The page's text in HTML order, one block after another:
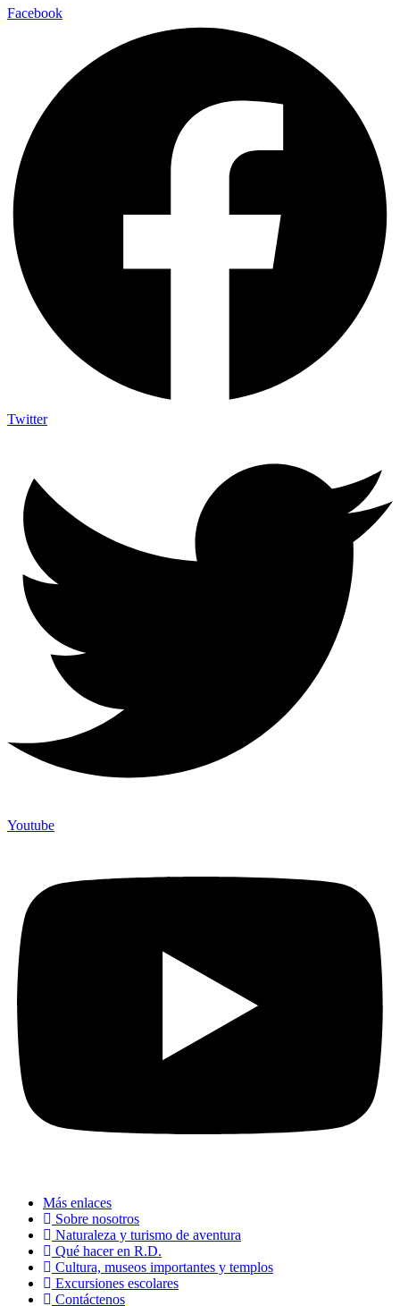
Facebook
Twitter
Youtube
Más enlaces
Sobre nosotros
Naturaleza y turismo de aventura
Qué hacer en R.D.
Cultura, museos importantes y templos
Excursiones escolares
Contáctenos